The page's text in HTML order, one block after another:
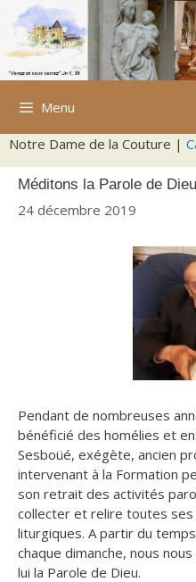
Aller
contenu
Menu
Notre Dame de la Couture |
Méditons la Parole de
24 décembre 2019
Pendant de nombreuses
bénéficié des homélies et
Sesboüé, exégète, ancien
intervenant à la Formation
son retrait des activités
collecter et relire toutes
liturgiques. A partir du
chaque dimanche, nous
lui la Parole de Dieu.